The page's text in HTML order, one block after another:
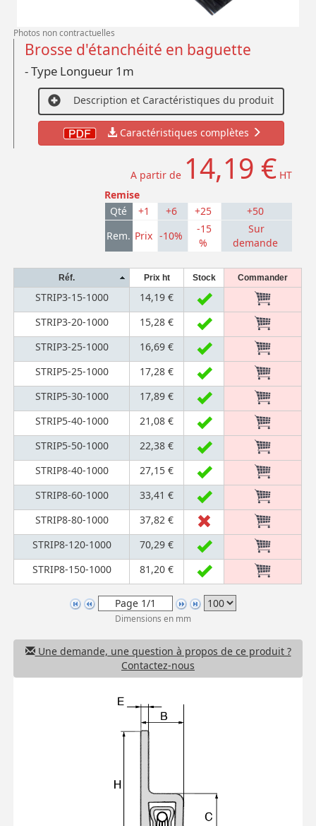
Photos non contractuelles
Brosse d'étanchéité en baguette
- Type Longueur 1m
Description et Caractéristiques du produit
Caractéristiques complètes
A partir de 14,19 € HT
Remise
Qté
+1 +6 +25
+50
Rem. Prix -10%
-15
%
Sur
demande
Réf. Prix ht Stock Commander
STRIP3-15-1000
14,19 €
STRIP3-20-1000
15,28 €
STRIP3-25-1000
16,69 €
STRIP5-25-1000
17,28 €
STRIP5-30-1000
17,89 €
STRIP5-40-1000
21,08 €
STRIP5-50-1000
22,38 €
STRIP8-40-1000
27,15 €
STRIP8-60-1000
33,41 €
STRIP8-80-1000
37,82 €
STRIP8-120-1000
70,29 €
STRIP8-150-1000
81,20 €
Dimensions en mm
Une demande, une question à propos de ce produit ?
Contactez-nous